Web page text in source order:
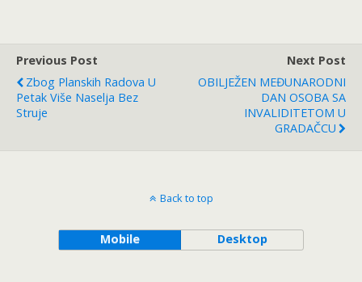
Previous Post
Zbog Planskih Radova U
Petak Više Naselja Bez
Struje
Next Post
OBILJEŽEN MEĐUNARODNI
DAN OSOBA SA
INVALIDITETOM U
GRADAČCU
Back to top
Mobile Desktop